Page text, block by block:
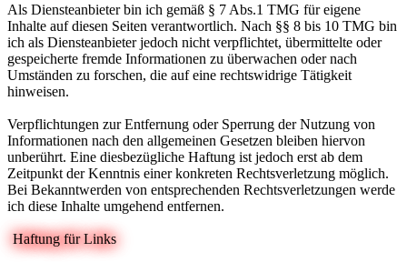
Als Diensteanbieter bin ich gemäß § 7 Abs.1 TMG für eigene
Inhalte auf diesen Seiten verantwortlich. Nach §§ 8 bis 10 TMG bin
ich als Diensteanbieter jedoch nicht verpflichtet, übermittelte oder
gespeicherte fremde Informationen zu überwachen oder nach
Umständen zu forschen, die auf eine rechtswidrige Tätigkeit
hinweisen.
Verpflichtungen zur Entfernung oder Sperrung der Nutzung von
Informationen nach den allgemeinen Gesetzen bleiben hiervon
unberührt. Eine diesbezügliche Haftung ist jedoch erst ab dem
Zeitpunkt der Kenntnis einer konkreten Rechtsverletzung möglich.
Bei Bekanntwerden von entsprechenden Rechtsverletzungen werde
ich diese Inhalte umgehend entfernen.
Haftung für Links